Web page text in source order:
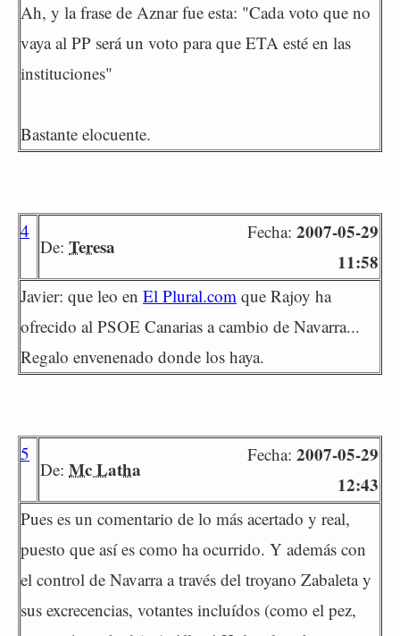
Ah, y la frase de Aznar fue esta: "Cada voto que no
vaya al PP será un voto para que ETA esté en las
instituciones"
Bastante elocuente.
4
De: Teresa
Fecha: 2007-05-29
11:58
Javier: que leo en El Plural.com que Rajoy ha
ofrecido al PSOE Canarias a cambio de Navarra...
Regalo envenenado donde los haya.
5
De: Mc Latha
Fecha: 2007-05-29
12:43
Pues es un comentario de lo más acertado y real,
puesto que así es como ha ocurrido. Y además con
el control de Navarra a través del troyano Zabaleta y
sus excrecencias, votantes incluídos (como el pez,